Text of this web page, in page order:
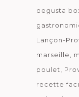
degusta
Lançon-
marseille
poulet
recette